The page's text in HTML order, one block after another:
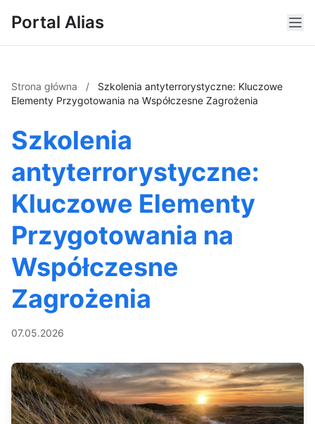
Portal Alias
Strona główna /
Szkolenia antyterrorystyczne: Kluczowe
Elementy Przygotowania na Współczesne Zagrożenia
Szkolenia
antyterrorystyczne:
Kluczowe Elementy
Przygotowania na
Współczesne
Zagrożenia
07.05.2026